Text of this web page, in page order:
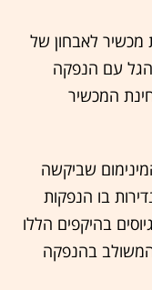
מכשיר לאבחון של
הגל עם הנפקה
המכשיר
המינימום שביקשה
שנדירות בו הנפקות
ורוב הגיוסים בהיקפים הללו
המשולב בהנפקה